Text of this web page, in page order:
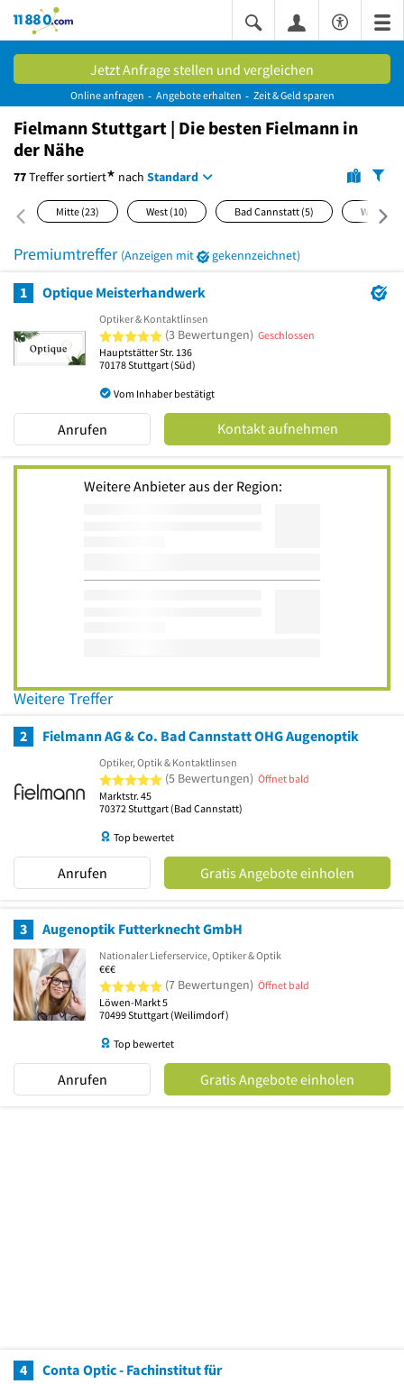
11880.com
Jetzt Anfrage stellen und vergleichen
Online anfragen Angebote erhalten Zeit & Geld sparen
Fielmann Stuttgart | Die besten Fielmann in
der Nähe
77Treffersortiert* nach Standard
Mitte (23) West (10) Bad Cannstatt (5)
Premiumtreffer (Anzeigen mit gekennzeichnet)
1 Optique Meisterhandwerk
Optiker & Kontaktlinsen
5 von 5 Sternen
(3 Bewertungen) Geschlossen
Hauptstätter Str. 136
70178Stuttgart (Süd)
Vom Inhaber bestätigt
Anrufen Kontakt aufnehmen
Weitere Anbieter aus der Region:
Weitere Treffer
2 Fielmann AG & Co. Bad Cannstatt OHG Augenoptik
Optiker, Optik & Kontaktlinsen
5 von 5 Sternen
(5 Bewertungen) Öffnet bald
Marktstr. 45
70372Stuttgart (Bad Cannstatt)
Top bewertet
Anrufen Gratis Angebote einholen
3 Augenoptik Futterknecht GmbH
Nationaler Lieferservice, Optiker & Optik
€€€
5 von 5 Sternen
(7 Bewertungen) Öffnet bald
Löwen-Markt 5
70499Stuttgart (Weilimdorf)
Top bewertet
Anrufen Gratis Angebote einholen
4 Conta Optic - Fachinstitut für